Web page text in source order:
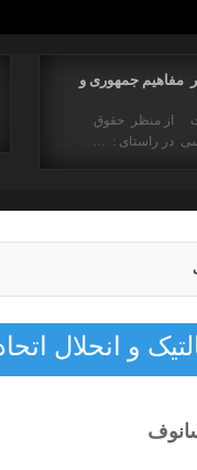
مفاهیم جمهوری و
از منظر حقوق
در راستای : …
و انحلال